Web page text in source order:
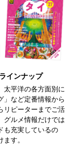
インナップ
太平洋の各方面別に
」など定番情報から
リピーターまでご活
グルメ情報だけでは
も充実しているの
す。